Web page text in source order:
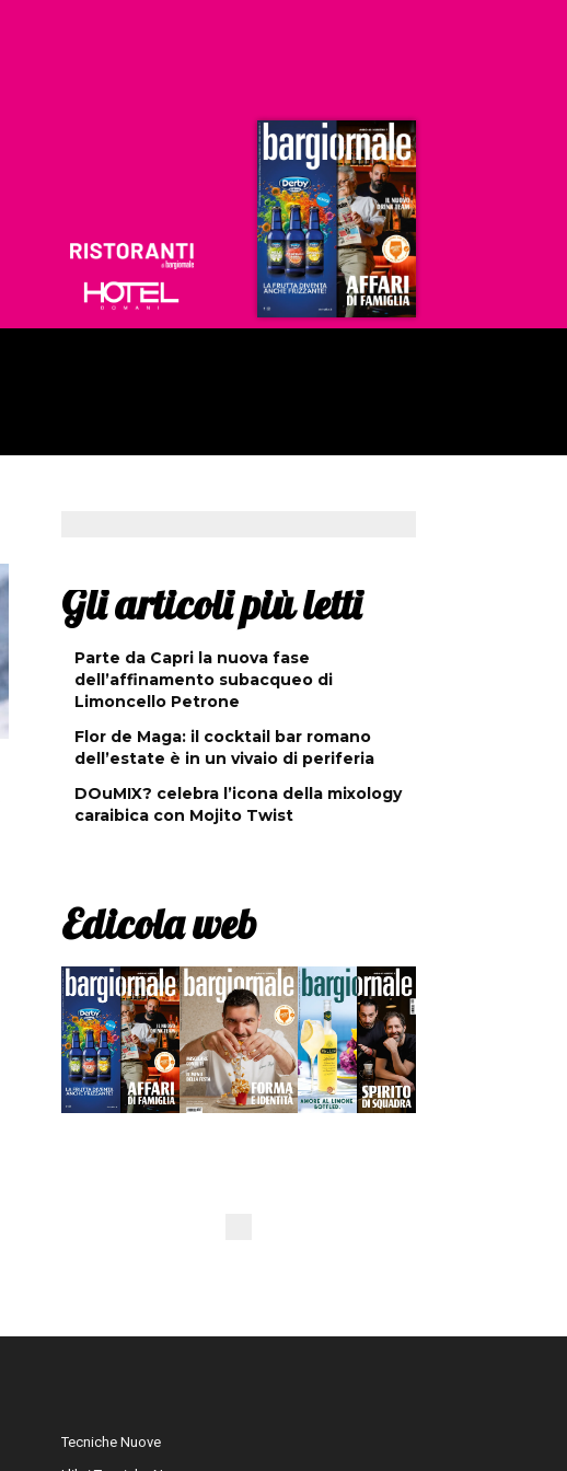
Ristoranti
Hoteldomani
Gli articoli più letti
Parte da Capri la nuova fase
dell’affinamento subacqueo di
Limoncello Petrone
Flor de Maga: il cocktail bar romano
dell’estate è in un vivaio di periferia
DOuMIX? celebra l’icona della mixology
caraibica con Mojito Twist
Edicola web
Tecniche Nuove